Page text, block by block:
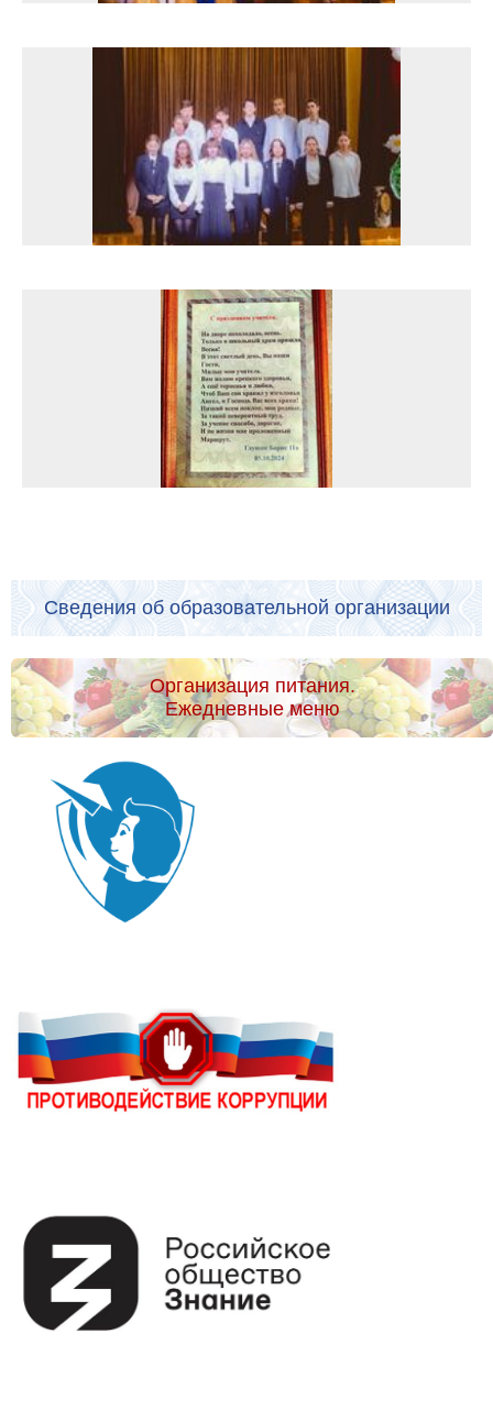
Сведения об образовательной организации
Организация питания.
Ежедневные меню